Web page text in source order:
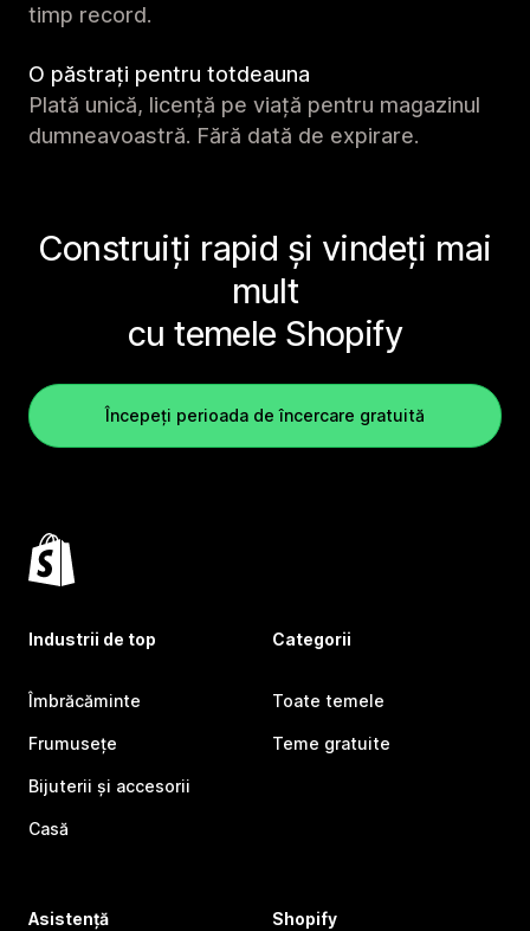
timp record.
O păstrați pentru totdeauna
Plată unică, licență pe viață pentru magazinul
dumneavoastră. Fără dată de expirare.
Construiți rapid și vindeți mai
mult
cu temele Shopify
Începeți perioada de încercare gratuită
Industrii de top
Îmbrăcăminte
Frumusețe
Bijuterii și accesorii
Casă
Categorii
Toate temele
Teme gratuite
Asistență Shopify